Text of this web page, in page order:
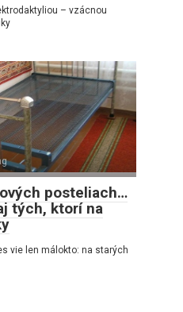
– vzácnou
posteliach…
tých, ktorí na
vie len málokto: na starých